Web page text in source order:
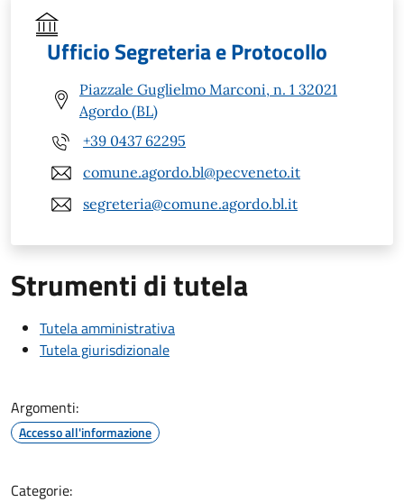
Ufficio Segreteria e Protocollo
Piazzale Guglielmo Marconi, n. 1 32021
Agordo (BL)
+39 0437 62295
comune.agordo.bl@pecveneto.it
segreteria@comune.agordo.bl.it
Strumenti di tutela
Tutela amministrativa
Tutela giurisdizionale
Argomenti:
Accesso all'informazione
Categorie: